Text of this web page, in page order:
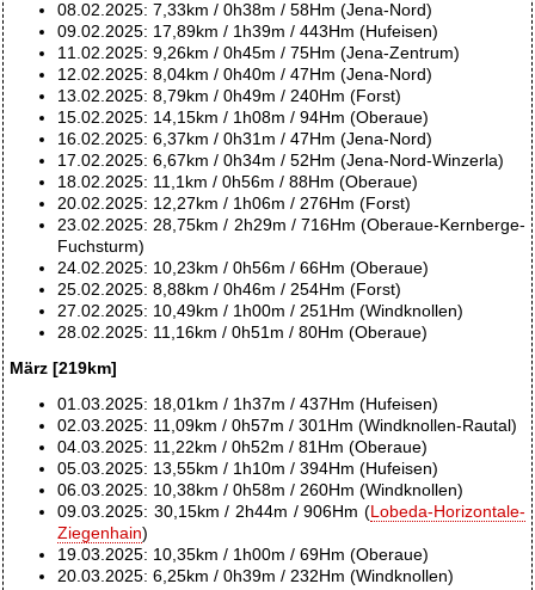
08.02.2025: 7,33km / 0h38m / 58Hm (Jena-Nord)
09.02.2025: 17,89km / 1h39m / 443Hm (Hufeisen)
11.02.2025: 9,26km / 0h45m / 75Hm (Jena-Zentrum)
12.02.2025: 8,04km / 0h40m / 47Hm (Jena-Nord)
13.02.2025: 8,79km / 0h49m / 240Hm (Forst)
15.02.2025: 14,15km / 1h08m / 94Hm (Oberaue)
16.02.2025: 6,37km / 0h31m / 47Hm (Jena-Nord)
17.02.2025: 6,67km / 0h34m / 52Hm (Jena-Nord-Winzerla)
18.02.2025: 11,1km / 0h56m / 88Hm (Oberaue)
20.02.2025: 12,27km / 1h06m / 276Hm (Forst)
23.02.2025: 28,75km / 2h29m / 716Hm (Oberaue-Kernberge-
Fuchsturm)
24.02.2025: 10,23km / 0h56m / 66Hm (Oberaue)
25.02.2025: 8,88km / 0h46m / 254Hm (Forst)
27.02.2025: 10,49km / 1h00m / 251Hm (Windknollen)
28.02.2025: 11,16km / 0h51m / 80Hm (Oberaue)
März [219km]
01.03.2025: 18,01km / 1h37m / 437Hm (Hufeisen)
02.03.2025: 11,09km / 0h57m / 301Hm (Windknollen-Rautal)
04.03.2025: 11,22km / 0h52m / 81Hm (Oberaue)
05.03.2025: 13,55km / 1h10m / 394Hm (Hufeisen)
06.03.2025: 10,38km / 0h58m / 260Hm (Windknollen)
09.03.2025: 30,15km / 2h44m / 906Hm (Lobeda-Horizontale-
Ziegenhain)
19.03.2025: 10,35km / 1h00m / 69Hm (Oberaue)
20.03.2025: 6,25km / 0h39m / 232Hm (Windknollen)